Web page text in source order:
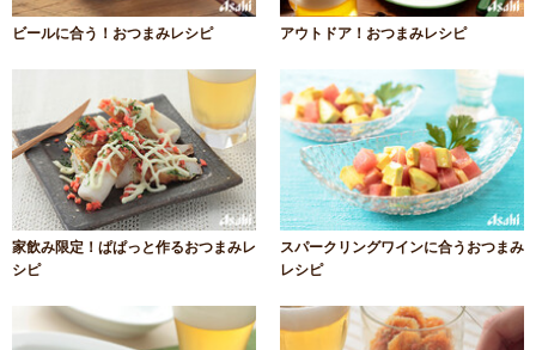
ビールに合う！おつまみレシピ アウトドア！おつまみレシピ
家飲み限定！ぱぱっと作るおつまみレ
シピ
スパークリングワインに合うおつまみ
レシピ